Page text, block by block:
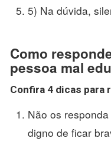
5) Na dúvida,
Como
pessoa mal
Confira 4 dicas para
Não os
digno de ficar